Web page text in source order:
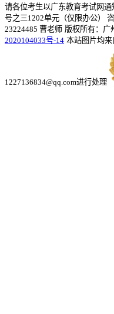
请各位考生以广东教育考试网通
号之三1202单元（仅限办公）
23224485 曹老师 版权所有：广
2020104033号-14 本站图片均
1227136834@qq.com进行处理